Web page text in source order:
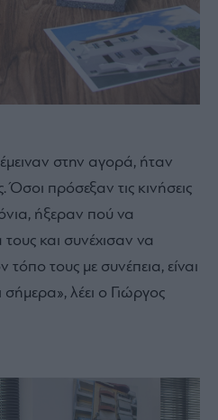
στην αγορά, ήταν
Όσοι πρόσεξαν τις κινήσεις
ήξεραν πού να
και συνέχισαν να
τους με συνέπεια, είναι
σήμερα», λέει ο Γιώργος